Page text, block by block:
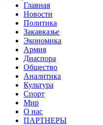
Главная
Новости
Политика
Закавказье
Экономика
Армия
Диаспора
Общество
Аналитика
Культура
Спорт
Мир
О нас
ПАРТНЕРЫ